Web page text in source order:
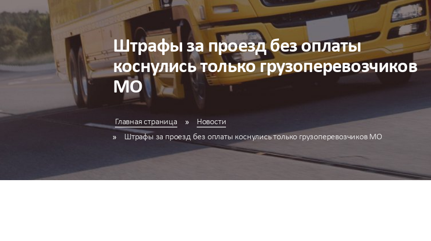
Штрафы за проезд без оплаты
коснулись только грузоперевозчиков
МО
Главная страница
Новости
Штрафы за проезд без оплаты коснулись только грузоперевозчиков МО